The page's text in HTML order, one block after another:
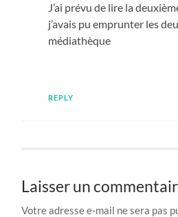
J’ai prévu de lire la
j’avais pu emprunter les
médiathèque
REPLY
Laisser un
Votre adresse e-mail ne sera pas